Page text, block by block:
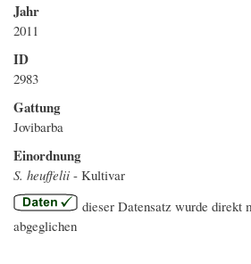
Jahr
2011
ID
2983
Gattung
Jovibarba
Einordnung
S. heuffelii - Kultivar
dieser Datensatz wurde direkt
abgeglichen